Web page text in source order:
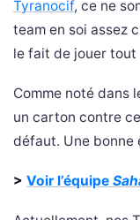
Tyranocif, ce ne
team en soi assez
le fait de jouer
Comme noté dans
un carton contre
défaut. Une bonne
> Voir l’équipe